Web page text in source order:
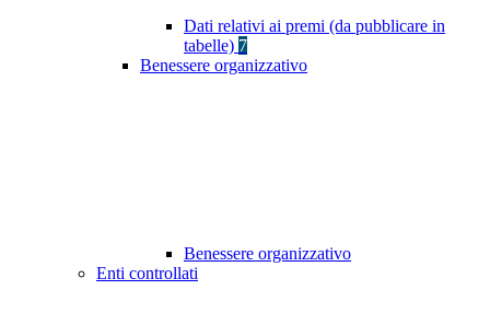
Dati relativi ai premi (da pubblicare in
tabelle) 7
Benessere organizzativo
Benessere organizzativo
Enti controllati